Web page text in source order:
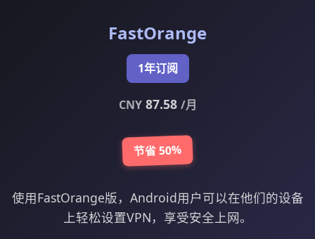
FastOrange
1年订阅
CNY87.58 /月
节省 50%
使用FastOrange版，Android用户可以在他们的设备
上轻松设置VPN，享受安全上网。